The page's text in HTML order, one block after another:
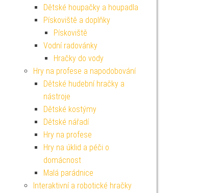
Dětské houpačky a houpadla
Pískoviště a doplňky
Pískoviště
Vodní radovánky
Hračky do vody
Hry na profese a napodobování
Dětské hudební hračky a
nástroje
Dětské kostýmy
Dětské nářadí
Hry na profese
Hry na úklid a péči o
domácnost
Malá parádnice
Interaktivní a robotické hračky